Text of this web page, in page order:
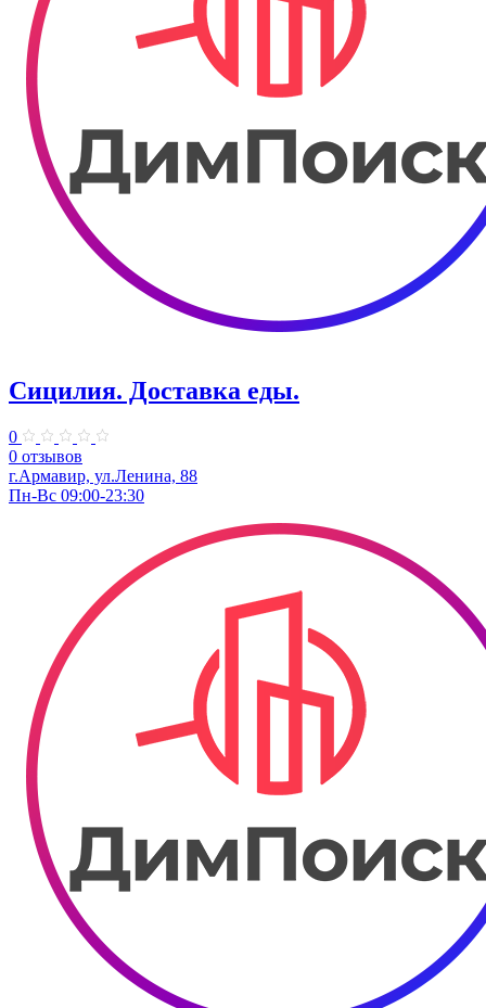
Сицилия. Доставка еды.
0
0 отзывов
г.Армавир, ул.Ленина, 88
Пн-Вс 09:00-23:30